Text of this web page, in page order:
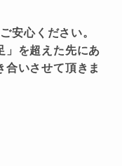
安心ください。
」を超えた先にあ
合いさせて頂きま